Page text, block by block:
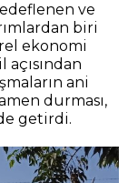
ve
biri
ekonomi
ani
durması,
getirdi.